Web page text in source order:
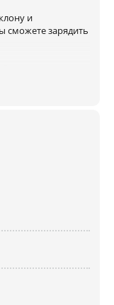
и
сможете зарядить